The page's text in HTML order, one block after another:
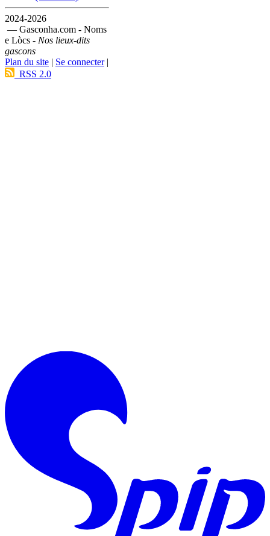
2024-2026
— Gasconha.com - Noms
e Lòcs - Nos lieux-dits
gascons
Plan du site | Se connecter|
RSS 2.0